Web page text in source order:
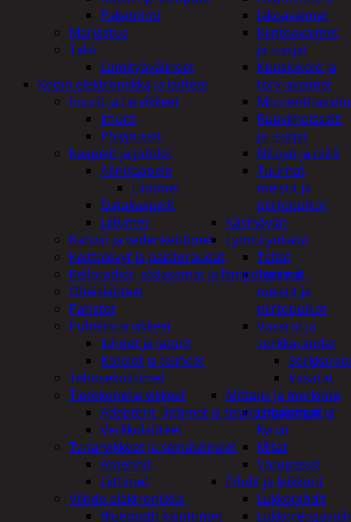
Jakoavaimet
Kiintoavaimet
ja -sarjat
Kuusiokolo ja
torx-avaimet
Ruuvimeisselit
ja -sarjat
Nitojat ja niitit
Tuurnat,
meistit ja
piirtopuikot
Käsihöylät
Lyöntityökalut
Taltat
Tuurnat,
meistit ja
piirtopuikot
Vasarat ja
sorkkaraudat
Vasarat
Mittaus ja merkintä
Linjalangat ja
kynät
Mitat
Vatupassit
Pihdit ja leikkurit
Lukkopihdit
Paketointi
Marjastus
Talvi
Lumityövälineet
Kodin elektroniikka ja laitteet
Imurit ja tarvikkeet
Imurit
Pölypussit
Kaapelit ja johdot
Äänikaapelit
Liittimet
Datakaapelit
Liittimet
Kahvin ja vedenkeittimet
Keittolevyt ja paistoraudat
Kelloradiot, sääasemat ja lämpömittarit
Oheislaitteet
Paristot
Puhelintarvikkeet
Johdot ja laturit
Kotelot ja telineet
Tehosekoittimet
Tietokonetarvikkeet
Adapterit, liittimet ja telakointiasemat
Verkkolaitteet
Tv-tarvikkeet ja seinätelineet
Antennit
Liittimet
Viihde-elektroniikka
Bluetooth kaiuttimet